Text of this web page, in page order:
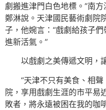
劇搬進津門白色地標。”南
鄭淋說。天津國民藝術劇院
子，他婉言：“戲劇給孩子
進新活氣。”
以戲劇之美傳遞文明，
“天津不只有美食、相
院，享用戲劇生涯的市平易
敗者，將永遠被困在我的咖